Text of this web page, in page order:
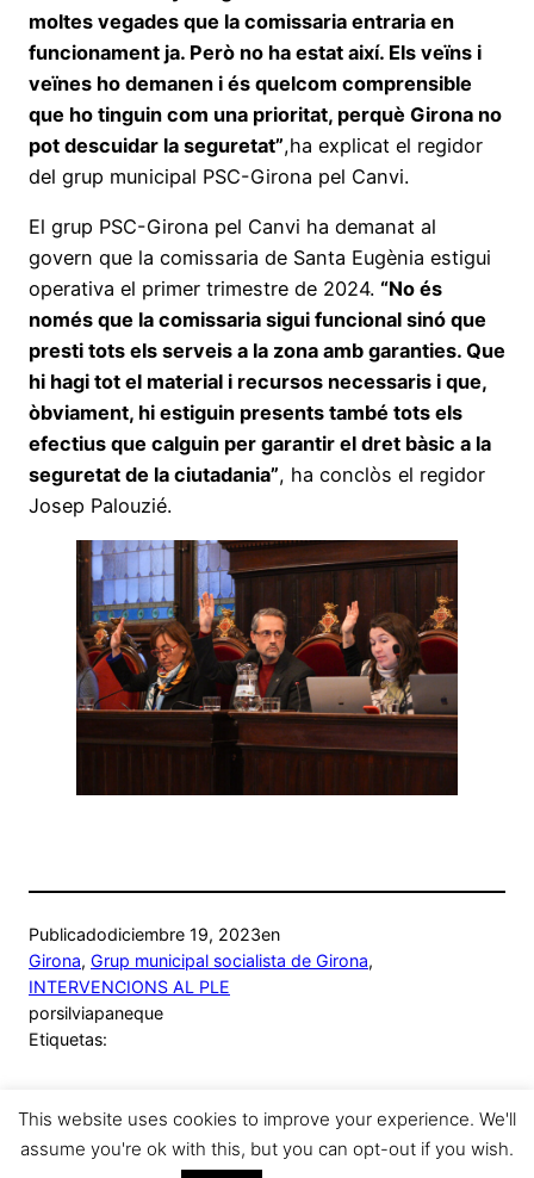
moltes vegades que la comissaria entraria en
funcionament ja. Però no ha estat així. Els veïns i
veïnes ho demanen i és quelcom comprensible
que ho tinguin com una prioritat, perquè Girona no
pot descuidar la seguretat”,ha explicat el regidor
del grup municipal PSC-Girona pel Canvi.
El grup PSC-Girona pel Canvi ha demanat al
govern que la comissaria de Santa Eugènia estigui
operativa el primer trimestre de 2024. “No és
només que la comissaria sigui funcional sinó que
presti tots els serveis a la zona amb garanties. Que
hi hagi tot el material i recursos necessaris i que,
òbviament, hi estiguin presents també tots els
efectius que calguin per garantir el dret bàsic a la
seguretat de la ciutadania”, ha conclòs el regidor
Josep Palouzié.
Publicadodiciembre 19, 2023en
Girona, Grup municipal socialista de Girona
INTERVENCIONS AL PLE
porsilviapaneque
Etiquetas:
Funciona gracias a
This website uses cookies to improve your experience. We'll
assume you're ok with this, but you can opt-out if you wish.